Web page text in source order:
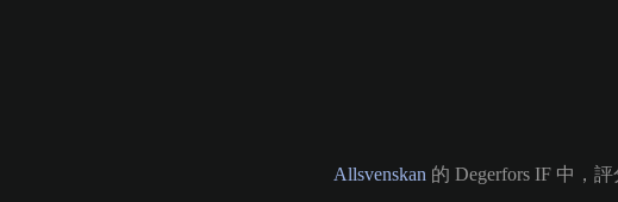
Allsvenskan 的 Degerfors IF 中，評